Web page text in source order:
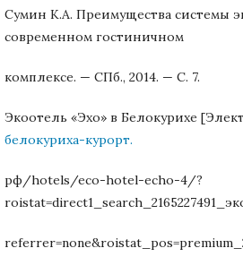
Сумин К.А. Преимущества системы
современном гостиничном
комплексе. — СПб., 2014. — С. 7.
Экоотель «Эхо» в Белокурихе
белокуриха-курорт.
рф/hotels/eco-hotel-echo-4/?